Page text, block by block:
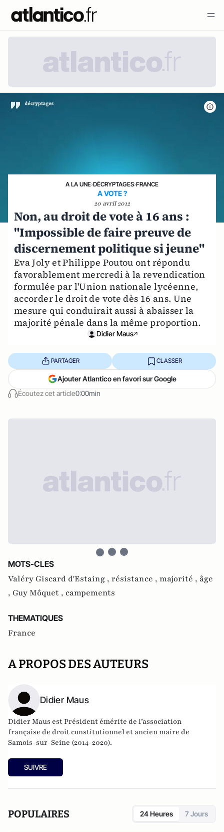
A LA UNE›DÉCRYPTAGES›FRANCE
A VOTE ?
20 avril 2012
Non, au droit de vote à 16 ans :
"Impossible de faire preuve de
discernement politique si jeune"
Eva Joly et Philippe Poutou ont répondu
favorablement mercredi à la revendication
formulée par l'Union nationale lycéenne,
accorder le droit de vote dès 16 ans. Une
mesure qui conduirait aussi à abaisser la
majorité pénale dans la même proportion.
Didier Maus
Écoutez cet article0:00min
PARTAGER CLASSER
Ajouter Atlantico en favori sur Google
MOTS-CLES
Valéry Giscard d'Estaing , résistance , majorité , âge
, Guy Môquet , campements
THEMATIQUES
France
A PROPOS DES AUTEURS
Didier Maus
Didier Maus est Président émérite de l’association
française de droit constitutionnel et ancien maire de
Samois-sur-Seine (2014-2020).
SUIVRE
POPULAIRES 24 Heures 7 Jours